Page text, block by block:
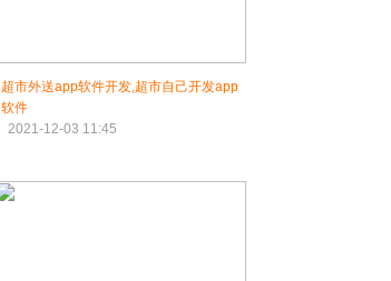
超市外送app软件开发,超市自己开发app
软件
2021-12-03 11:45